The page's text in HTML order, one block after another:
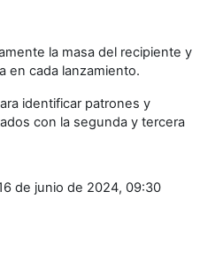
la masa del recipiente y
en cada lanzamiento.
identificar patrones y
con la segunda y tercera
de junio de 2024, 09:30